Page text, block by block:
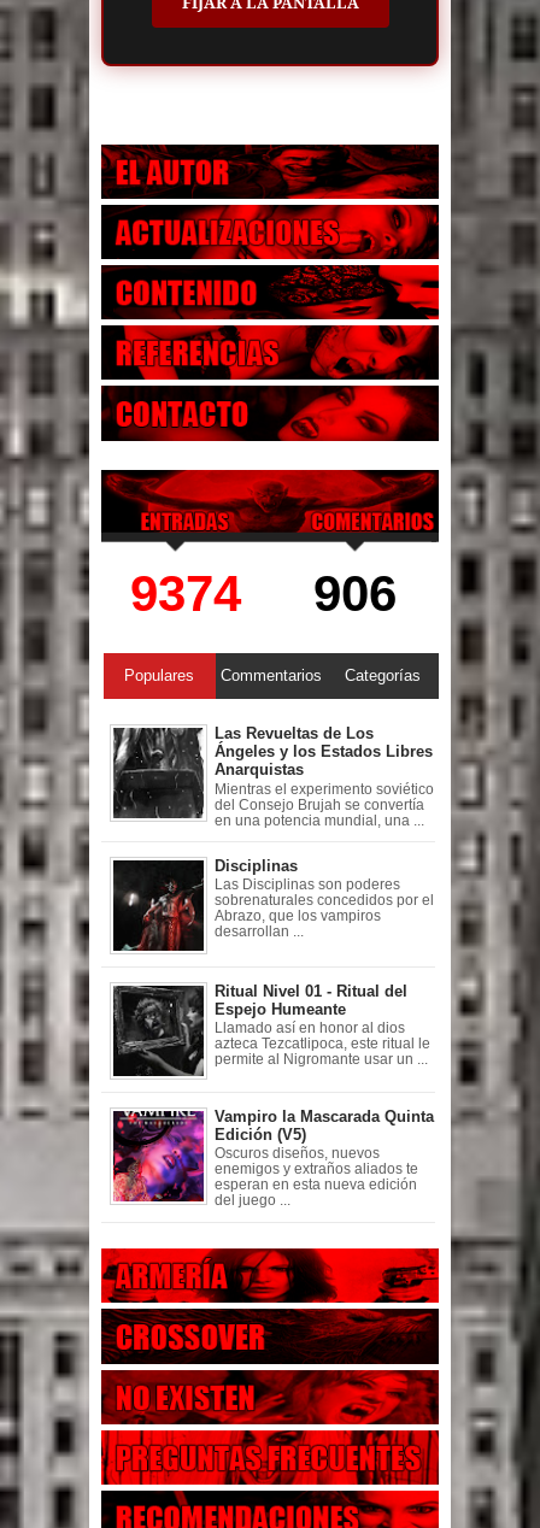
9374 906
Populares Commentarios Categorías
Las Revueltas de Los
Ángeles y los Estados Libres
Anarquistas
Mientras el experimento soviético
del Consejo Brujah se convertía
en una potencia mundial, una ...
Disciplinas
Las Disciplinas son poderes
sobrenaturales concedidos por el
Abrazo, que los vampiros
desarrollan ...
Ritual Nivel 01 - Ritual del
Espejo Humeante
Llamado así en honor al dios
azteca Tezcatlipoca, este ritual le
permite al Nigromante usar un ...
Vampiro la Mascarada Quinta
Edición (V5)
Oscuros diseños, nuevos
enemigos y extraños aliados te
esperan en esta nueva edición
del juego ...